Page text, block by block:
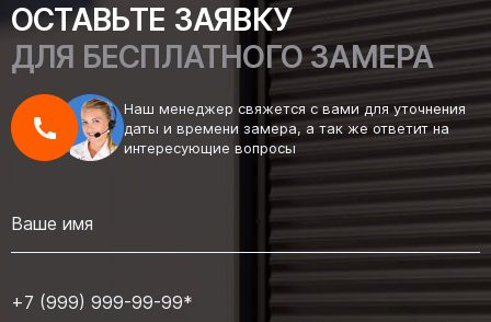
ОСТАВЬТЕ ЗАЯВКУ
ДЛЯ БЕСПЛАТНОГО ЗАМЕРА
Наш менеджер свяжется с вами для уточнения
даты и времени замера, а так же ответит на
интересующие вопросы